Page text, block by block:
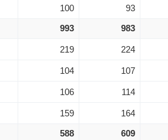
100 93
993 983
219 224
104 107
106 114
159 164
588 609